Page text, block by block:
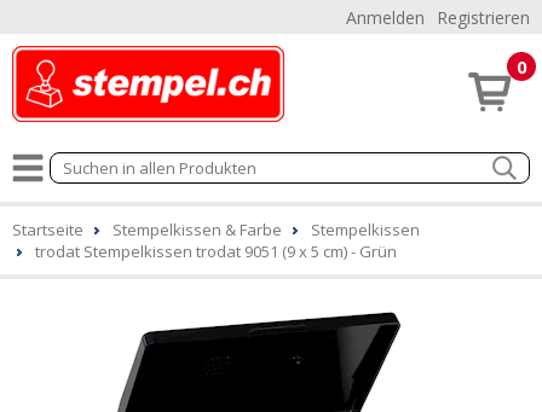
Anmelden Registrieren
0
Startseite Stempelkissen & Farbe
Stempelkissen
trodat Stempelkissen trodat 9051 (9 x 5 cm) - Grün